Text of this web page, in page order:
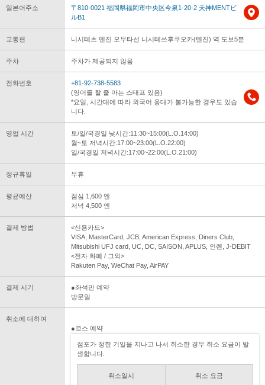
일본어주소
〒810-0021 福岡県福岡市中央区今泉1-20-2 天神MENTビ
ルB1
교통편 니시테츠 덴진 오무타선 니시테쓰후쿠오카(텐진) 역 도보5분
주차 주차가 제공되지 않음
전화번호
+81-92-738-5583
(영어를 할 줄 아는 스태프 있음)
*요일, 시간대에 따라 외국어 응대가 불가능한 경우도 있습
니다.
영업 시간
토/일/국경일 낮시간:11:30~15:00(L.O.14:00)
월~토 저녁시간:17:00~23:00(L.O.22:00)
일/국경일 저녁시간:17:00~22:00(L.O.21:00)
정규휴일 무휴
평균예산
점심 1,600 엔
저녁 4,500 엔
결제 방법
<신용카드>
VISA, MasterCard, JCB, American Express, Diners Club,
Mitsubishi UFJ card, UC, DC, SAISON, APLUS, 인롄, J-DEBIT
<전자 화폐 / 그외>
Rakuten Pay, WeChat Pay, AirPAY
결제 시기
●좌석만 예약
방문일
취소에 대하여
●코스 예약
점포가 정한 기일을 지나고 나서 취소한 경우 취소 요금이 발
생합니다.
취소일시 취소 요금